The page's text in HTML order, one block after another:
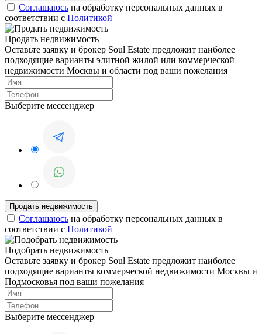
Соглашаюсь на обработку персональных данных в
соответствии с Политикой
Продать недвижимость
Оставьте заявку и брокер Soul Estate предложит наиболее
подходящие варианты элитной жилой или коммерческой
недвижимости Москвы и области под ваши пожелания
Выберите мессенджер
Соглашаюсь на обработку персональных данных в
соответствии с Политикой
Подобрать недвижимость
Оставьте заявку и брокер Soul Estate предложит наиболее
подходящие варианты коммерческой недвижимости Москвы и
Подмосковья под ваши пожелания
Выберите мессенджер